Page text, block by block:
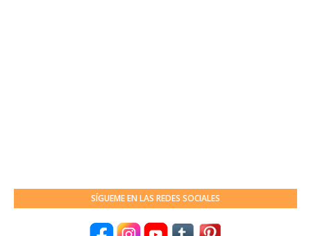
SÍGUEME EN LAS REDES SOCIALES